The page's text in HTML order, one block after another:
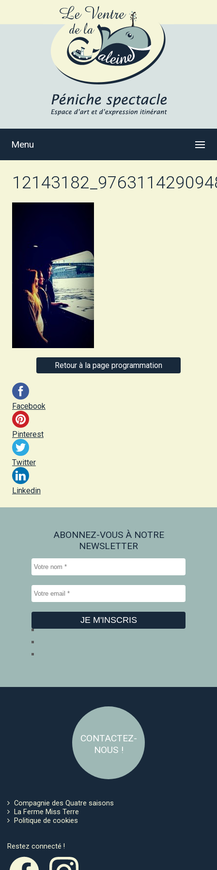
Menu
Retour à la page programmation
Facebook
Pinterest
Twitter
Linkedin
ABONNEZ-VOUS À NOTRE
NEWSLETTER
CONTACTEZ-
NOUS !
Compagnie des Quatre saisons
La Ferme Miss Terre
Politique de cookies
Restez connecté !